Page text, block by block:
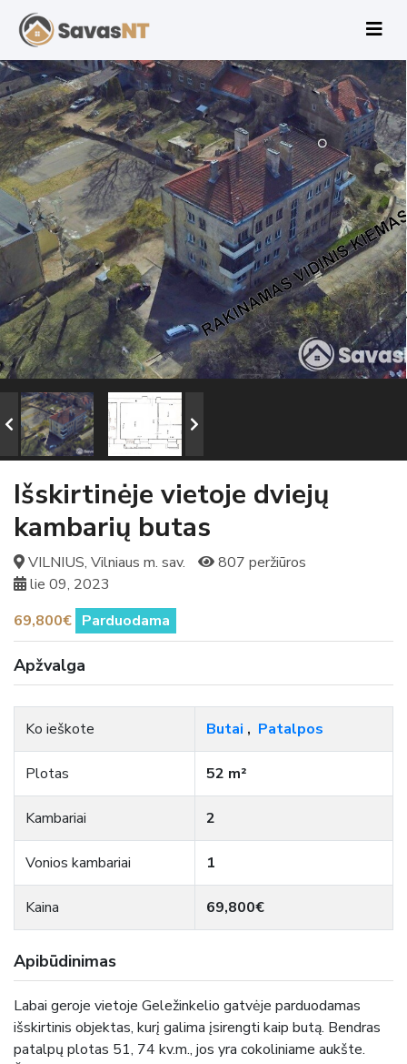
Išskirtinėje vietoje dviejų
kambarių butas
VILNIUS, Vilniaus m. sav.
807 peržiūros
lie 09, 2023
69,800€ Parduodama
Apžvalga
Ko ieškote Butai , Patalpos
Plotas 52 m²
Kambariai 2
Vonios kambariai 1
Kaina 69,800€
Apibūdinimas
Labai geroje vietoje Geležinkelio gatvėje parduodamas
išskirtinis objektas, kurį galima įsirengti kaip butą. Bendras
patalpų plotas 51, 74 kv.m., jos yra cokoliniame aukšte.